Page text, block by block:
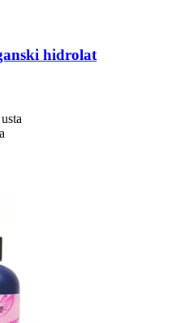
hidrolat